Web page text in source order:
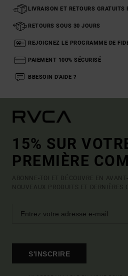
LIVRAISON ET RETOURS GRATUITS
RETOURS SOUS 30 JOURS
REJOIGNEZ LE PROGRAMME DE
PAIEMENT 100% SÉCURISÉ
BBESOIN D'AIDE ?
15% SUR
PREMIÈRE
ABONNE-TOI ET DÉCOUVRE EN
NOUVEAUX PRODUITS ET DERNIÈRES
S'INSCRIRE